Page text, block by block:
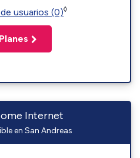
usuarios (0)◊
Internet
en San Andreas